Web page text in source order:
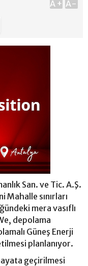
A+ A-
San. ve Tic. A.Ş.
Mahalle sınırları
mera vasıflı
depolama
Güneş Enerji
planlanıyor.
geçirilmesi